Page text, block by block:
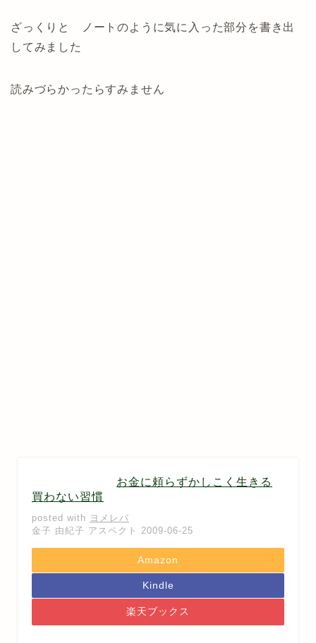
ざっくりと ノートのように気に入った部分を書き出
してみました
読みづらかったらすみません
お金に頼らずかしこく生きる
買わない習慣
posted with ヨメレバ
金子 由紀子 アスペクト 2009-06-25
Amazon
Kindle
楽天ブックス